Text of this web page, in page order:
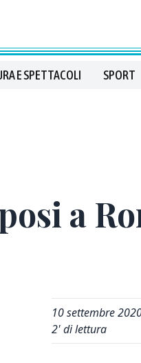
E SPETTACOLI SPORT
a
10 settembre
2' di lettura